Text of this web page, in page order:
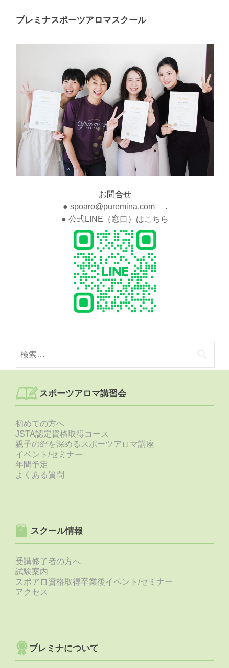
プレミナスポーツアロマスクール
お問合せ
● spoaro@puremina.com .
● 公式LINE（窓口）はこちら
索:
スポーツアロマ講習会
初めての方へ
JSTA認定資格取得コース
親子の絆を深めるスポーツアロマ講座
イベント/セミナー
年間予定
よくある質問
スクール情報
受講修了者の方へ
試験案内
スポアロ資格取得卒業後イベント/セミナー
アクセス
プレミナについて